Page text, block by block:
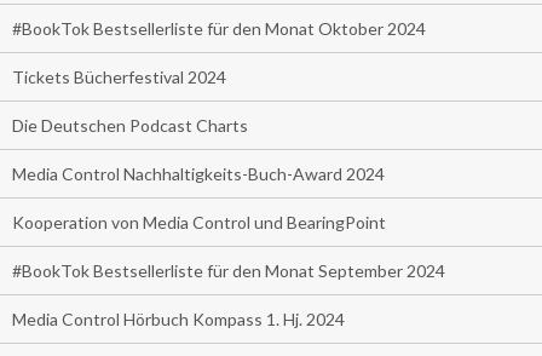
#BookTok Bestsellerliste für den Monat Oktober 2024
Tickets Bücherfestival 2024
Die Deutschen Podcast Charts
Media Control Nachhaltigkeits-Buch-Award 2024
Kooperation von Media Control und BearingPoint
#BookTok Bestsellerliste für den Monat September 2024
Media Control Hörbuch Kompass 1. Hj. 2024